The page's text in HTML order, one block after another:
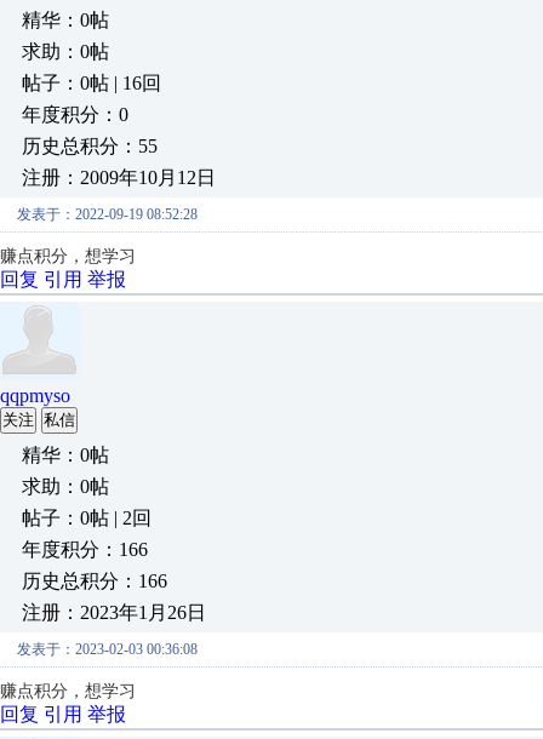
精华：0帖
求助：0帖
帖子：0帖 | 16回
年度积分：0
历史总积分：55
注册：2009年10月12日
发表于：2022-09-19 08:52:28
赚点积分，想学习
回复 引用 举报
qqpmyso
关注 私信
精华：0帖
求助：0帖
帖子：0帖 | 2回
年度积分：166
历史总积分：166
注册：2023年1月26日
发表于：2023-02-03 00:36:08
赚点积分，想学习
回复 引用 举报